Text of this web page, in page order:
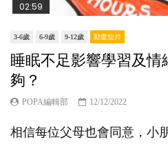
02:59
3-6歲 6-9歲 9-12歲 動畫短片
睡眠不足影響學習及情
夠？
POPA編輯部 12/12/2022
相信每位父母也會同意，小